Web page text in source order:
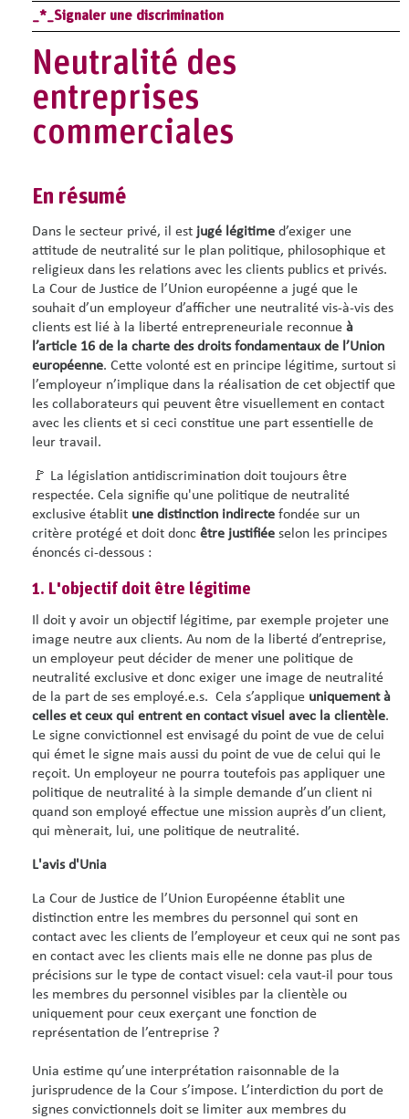
_*_Signaler une discrimination
Neutralité des
entreprises
commerciales
En résumé
Dans le secteur privé, il est jugé légitime d’exiger une
attitude de neutralité sur le plan politique, philosophique et
religieux dans les relations avec les clients publics et privés.
La Cour de Justice de l’Union européenne a jugé que le
souhait d’un employeur d’afficher une neutralité vis-à-vis des
clients est lié à la liberté entrepreneuriale reconnue à
l’article 16 de la charte des droits fondamentaux de l’Union
européenne. Cette volonté est en principe légitime, surtout si
l’employeur n’implique dans la réalisation de cet objectif que
les collaborateurs qui peuvent être visuellement en contact
avec les clients et si ceci constitue une part essentielle de
leur travail.
🚩 La législation antidiscrimination doit toujours être
respectée. Cela signifie qu'une politique de neutralité
exclusive établit une distinction indirecte fondée sur un
critère protégé et doit donc être justifiée selon les principes
énoncés ci-dessous :
1. L'objectif doit être légitime
Il doit y avoir un objectif légitime, par exemple projeter une
image neutre aux clients. Au nom de la liberté d’entreprise,
un employeur peut décider de mener une politique de
neutralité exclusive et donc exiger une image de neutralité
de la part de ses employé.e.s. Cela s’applique uniquement à
celles et ceux qui entrent en contact visuel avec la clientèle.
Le signe convictionnel est envisagé du point de vue de celui
qui émet le signe mais aussi du point de vue de celui qui le
reçoit. Un employeur ne pourra toutefois pas appliquer une
politique de neutralité à la simple demande d’un client ni
quand son employé effectue une mission auprès d’un client,
qui mènerait, lui, une politique de neutralité.
L'avis d'Unia
La Cour de Justice de l’Union Européenne établit une
distinction entre les membres du personnel qui sont en
contact avec les clients de l’employeur et ceux qui ne sont pas
en contact avec les clients mais elle ne donne pas plus de
précisions sur le type de contact visuel: cela vaut-il pour tous
les membres du personnel visibles par la clientèle ou
uniquement pour ceux exerçant une fonction de
représentation de l’entreprise ?
Unia estime qu’une interprétation raisonnable de la
jurisprudence de la Cour s’impose. L’interdiction du port de
signes convictionnels doit se limiter aux membres du